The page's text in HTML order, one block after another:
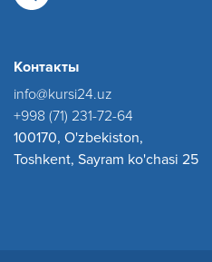
Контакты
info@kursi24.uz
+998 (71) 231-72-64
100170, O'zbekiston,
Toshkent, Sayram ko'chasi 25